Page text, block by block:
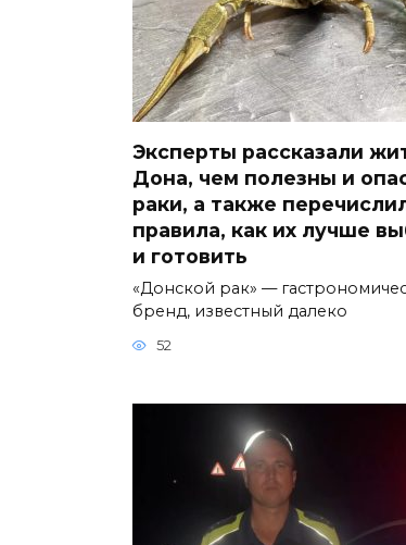
Эксперты рассказали
Дона, чем полезны и
раки, а также
правила, как их лучше
и готовить
«Донской рак» —
бренд, известный далеко
52